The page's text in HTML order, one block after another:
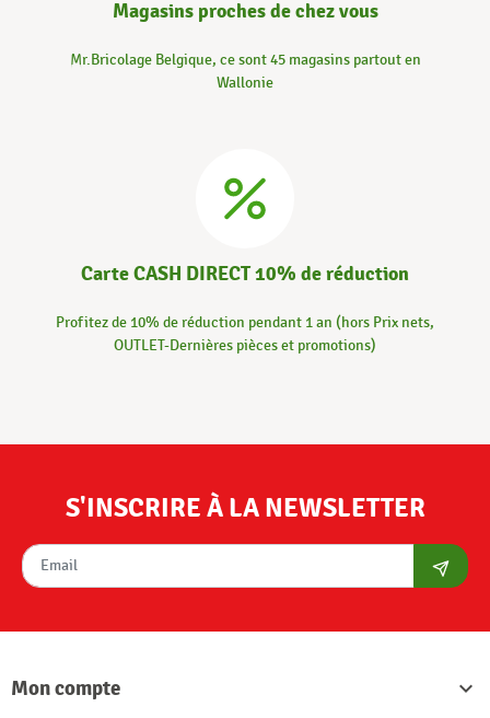
Magasins proches de chez vous
Mr.Bricolage Belgique, ce sont 45 magasins partout en
Wallonie
Carte CASH DIRECT 10% de réduction
Profitez de 10% de réduction pendant 1 an (hors Prix nets,
OUTLET-Dernières pièces et promotions)
S'INSCRIRE À LA NEWSLETTER
Mon compte 